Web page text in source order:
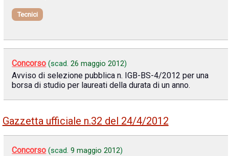
Tecnici
Concorso (scad.26 maggio 2012)
Avviso di selezione pubblica n. IGB-BS-4/2012 per una
borsa di studio per laureati della durata di un anno.
Gazzetta ufficiale n.32 del 24/4/2012
Concorso (scad.9 maggio 2012)